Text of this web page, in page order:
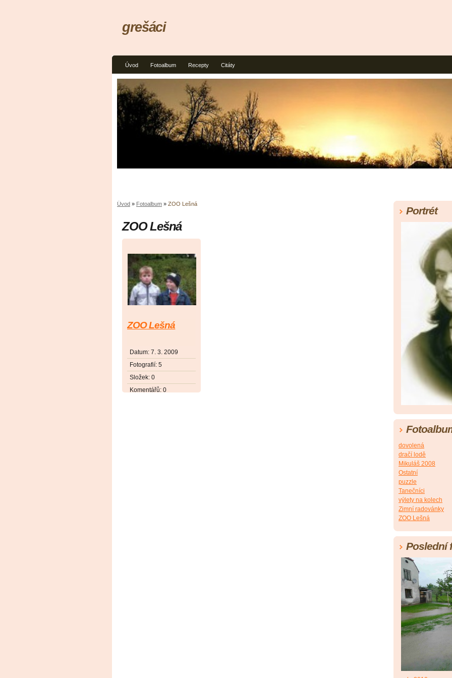
Úvod Fotoalbum Recepty Citáty
grešáci
Úvod » Fotoalbum » ZOO Lešná
ZOO Lešná
ZOO Lešná
Datum: 7. 3. 2009
Fotografií: 5
Složek: 0
Komentářů: 0
Portrét
dovolená
dračí lodě
Mikuláš 2008
Ostatní
puzzle
Tanečníci
výlety na kolech
Zimní radovánky
ZOO Lešná
Poslední